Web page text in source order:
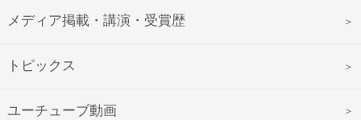
メディア掲載・講演・受賞歴
トピックス
ユーチューブ動画